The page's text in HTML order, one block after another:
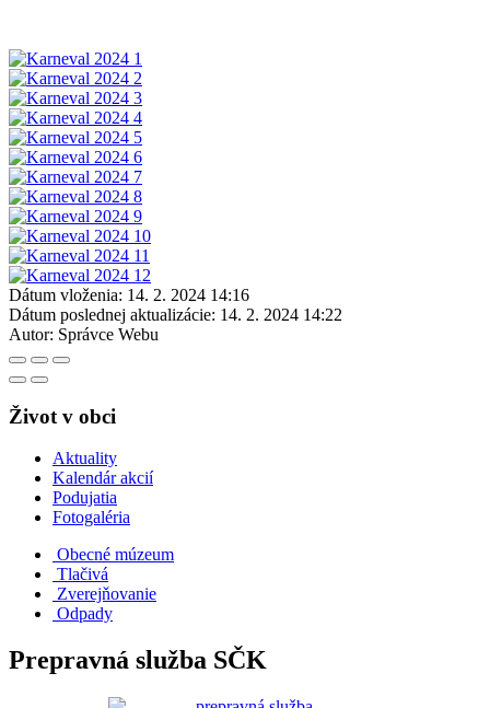
Dátum vloženia: 14. 2. 2024 14:16
Dátum poslednej aktualizácie: 14. 2. 2024 14:22
Autor: Správce Webu
Život v obci
Aktuality
Kalendár akcií
Podujatia
Fotogaléria
Obecné múzeum
Tlačivá
Zverejňovanie
Odpady
Prepravná služba SČK